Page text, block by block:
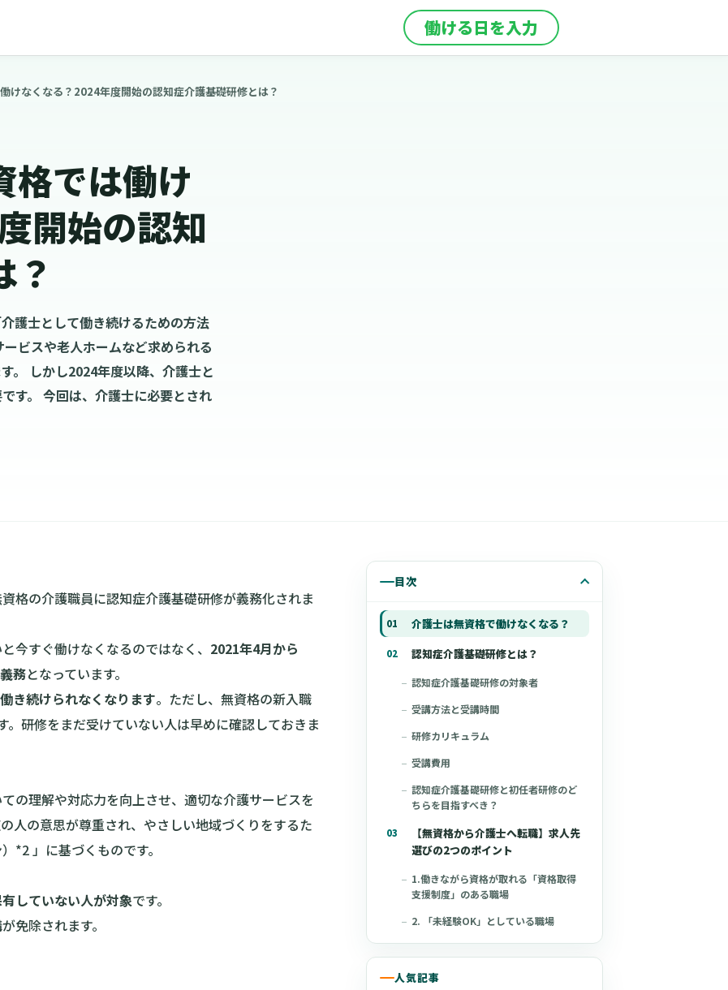
働ける日を入力
けなくなる？2024年度開始の認知症介護基礎研修とは？
格では働け
開始の認知
？
護士として働き続けるための方法
ビスや老人ホームなど求められる
。 しかし2024年度以降、介護士と
す。 今回は、介護士に必要とされ
目次
介護士は無資格で働けなくなる？
認知症介護基礎研修とは？
認知症介護基礎研修の対象者
受講方法と受講時間
研修カリキュラム
受講費用
認知症介護基礎研修と初任者研修のど
ちらを目指すべき？
【無資格から介護士へ転職】求人先
選びの2つのポイント
1.働きながら資格が取れる「資格取得
支援制度」のある職場
2. 「未経験OK」としている職場
人気記事
格の介護職員に認知症介護基礎研修が義務化されま
今すぐ働けなくなるのではなく、 2021年4月から
務となっています。
き続けられなくなります。ただし、無資格の新入職
研修をまだ受けていない人は早めに確認しておきま
の理解や対応力を向上させ、適切な介護サービスを
人の意思が尊重され、やさしい地域づくりをするた
*2 」に基づくものです。
していない人が対象です。
免除されます。